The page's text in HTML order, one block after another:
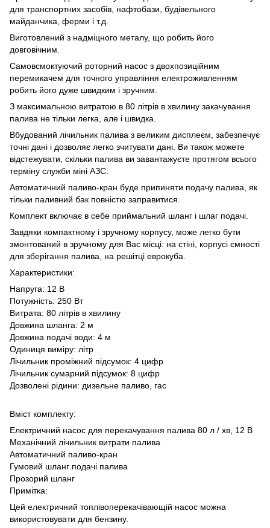
для транспортних засобів, нафтобази, будівельного
майданчика, ферми і т.д.
Виготовлений з надміцного металу, що робить його
довговічним.
Самовсмоктуючий роторний насос з двохпозиційним
перемикачем для точного управління електроживленням
робить його дуже швидким і зручним.
З максимальною витратою в 80 літрів в хвилину закачування
палива не тільки легка, але і швидка.
Вбудований лічильник палива з великим дисплеєм, забезпечує
точні дані і дозволяє легко зчитувати дані. Ви також можете
відстежувати, скільки палива ви завантажуєте протягом всього
терміну служби міні АЗС.
Автоматичний паливо-кран буде припиняти подачу палива, як
тільки паливний бак повністю заправитися.
Комплект включає в себе приймальний шланг і шлаг подачі.
Завдяки компактному і зручному корпусу, може легко бути
змонтований в зручному для Вас місці: на стіні, корпусі ємності
для зберігання палива, на решітці еврокуба.
Характеристики:
Напруга: 12 В
Потужність: 250 Вт
Витрата: 80 літрів в хвилину
Довжина шланга: 2 м
Довжина подачі води: 4 м
Одиниця виміру: літр
Лічильник проміжний підсумок: 4 цифр
Лічильник сумарний підсумок: 8 цифр
Дозволені рідини: дизельне паливо, гас
Вміст комплекту:
Електричний насос для перекачування палива 80 л / хв, 12 В
Механічний лічильник витрати палива
Автоматичний паливо-кран
Гумовий шланг подачі палива
Прозорий шланг
Примітка:
Цей електричний топлівоперекачівающій насос можна
використовувати для бензину.